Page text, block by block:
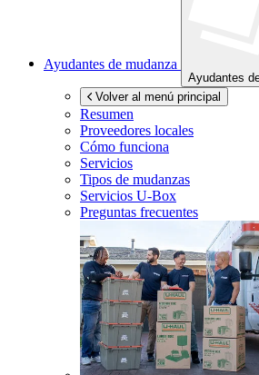
Ayudantes de mudanza
Ayudantes
Volver al menú principal
Resumen
Proveedores locales
Cómo funciona
Servicios
Tipos de mudanzas
Servicios U-Box
Preguntas frecuentes